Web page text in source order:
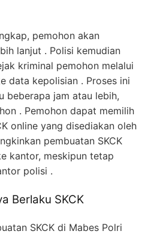
pemohon akan
lanjut . Polisi kemudian
kriminal pemohon melalui
data kepolisian . Proses ini
beberapa jam atau lebih,
. Pemohon dapat memilih
online yang disediakan oleh
pembuatan SKCK
kantor, meskipun tetap
polisi .
Berlaku SKCK
SKCK di Mabes Polri